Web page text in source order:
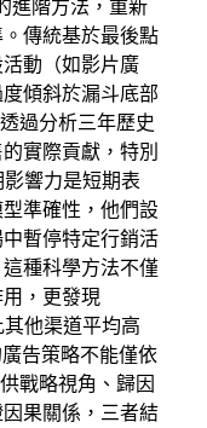
進階方法，重新
傳統基於最後點
動（如影片廣
傾斜於漏斗底部
過分析三年歷史
實際貢獻，特別
響力是短期表
準確性，他們設
暫停特定行銷活
種科學方法不僅
，更發現
他渠道平均高
告策略不能僅依
戰略視角、歸因
果關係，三者結